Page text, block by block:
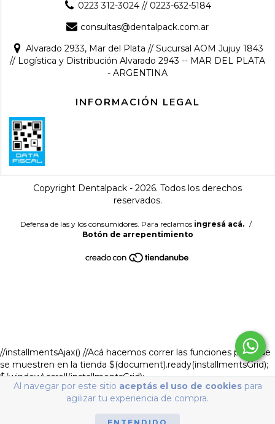
Al navegar por este sitio aceptás el uso de cookiespara
agilizar tu experiencia de compra.
0223 312-3024 // 0223-632-5184
consultas@dentalpack.com.ar
Alvarado 2933, Mar del Plata // Sucursal AOM Jujuy 1843
// Logística y Distribución Alvarado 2943 -- MAR DEL PLATA
- ARGENTINA
INFORMACIÓN LEGAL
Copyright Dentalpack - 2026. Todos los derechos
reservados.
Defensa de las y los consumidores. Para reclamos ingresá acá. /
Botón de arrepentimiento
//installmentsAjax() //Acá hacemos correr las funciones para que
se muestren en la tienda $(document).ready(installmentsGrid);
$(window).scroll(installmentsGrid);
$(document).ready(installmentsGrid02);
$(window).scroll(installmentsGrid02);
setInterval(installmentsAjax,500); if (LS.product) {